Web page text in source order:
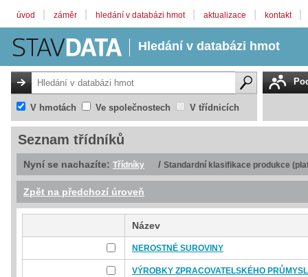
úvod záměr hledání v databázi hmot aktualizace kontakt
Hledání v databázi hmot
V hmotách Ve společnostech V třídnicích
Seznam třídníků
Nyní se nachazíte: Třídníky / Standardní klasifikace produkce
Zpět na předchozí úroveň
Název
NEROSTNÉ SUROVINY
VÝROBKY ZPRACOVATELSKÉHO